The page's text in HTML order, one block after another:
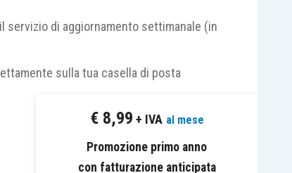
con competenze trasversali nei
precisa: ogni incarico di revisione
servizio di aggiornamento settimanale (in
sulla tua casella di posta
€ 8,99 + IVA al mese
Promozione primo anno
con fatturazione anticipata